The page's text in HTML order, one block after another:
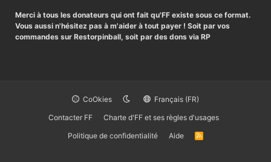
Merci à tous les donateurs qui ont fait qu'FF existe sous ce format.
Vous aussi n'hésitez pas à m'aider à tout payer ! Soit par vos
commandes sur Restorpinball, soit par des dons via RP
CoOkies
Français (FR)
Contacter FF
Charte d'FF et ses règles d'usages
Politique de confidentialité
Aide
R